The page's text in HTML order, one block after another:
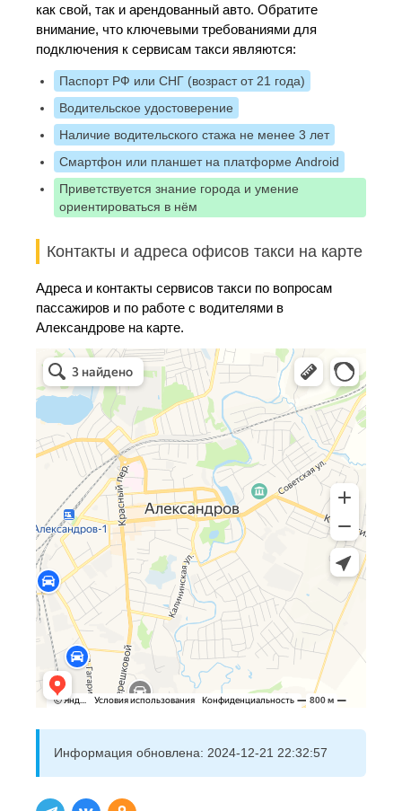
как свой, так и арендованный авто. Обратите
внимание, что ключевыми требованиями для
подключения к сервисам такси являются:
Паспорт РФ или СНГ (возраст от 21 года)
Водительское удостоверение
Наличие водительского стажа не менее 3 лет
Смартфон или планшет на платформе Android
Приветствуется знание города и умение
ориентироваться в нём
Контакты и адреса офисов такси на карте
Адреса и контакты сервисов такси по вопросам
пассажиров и по работе с водителями в
Александрове на карте.
Информация обновлена: 2024-12-21 22:32:57